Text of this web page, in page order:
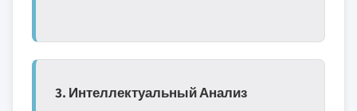
3. Интеллектуальный Анализ